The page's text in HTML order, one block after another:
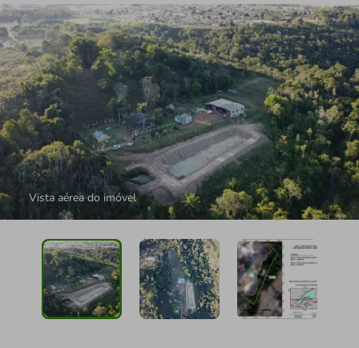
Vista aérea do imóvel